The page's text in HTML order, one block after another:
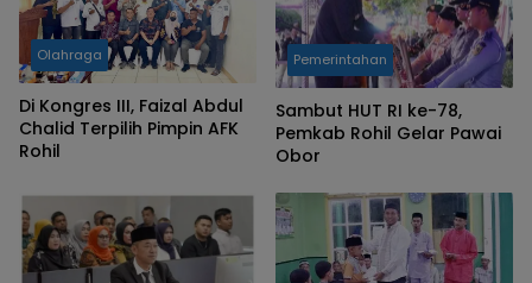
Olahraga
Di Kongres III, Faizal Abdul
Chalid Terpilih Pimpin AFK
Rohil
Pemerintahan
Sambut HUT RI ke-78,
Pemkab Rohil Gelar Pawai
Obor